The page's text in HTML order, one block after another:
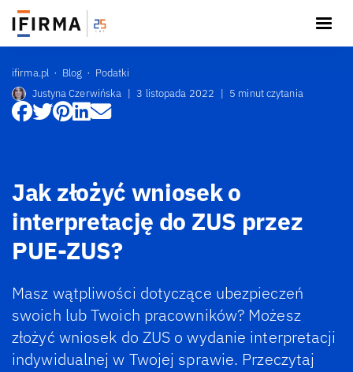
ifirma.pl Blog
Podatki
Justyna Czerwińska | 3 listopada 2022 | 5 minut czytania
Jak złożyć wniosek o
interpretację do ZUS przez
PUE-ZUS?
Masz wątpliwości dotyczące ubezpieczeń
swoich lub Twoich pracowników? Możesz
złożyć wniosek do ZUS o wydanie interpretacji
indywidualnej w Twojej sprawie. Przeczytaj